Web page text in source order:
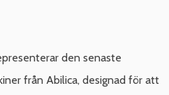
den senaste
från Abilica, designad för att